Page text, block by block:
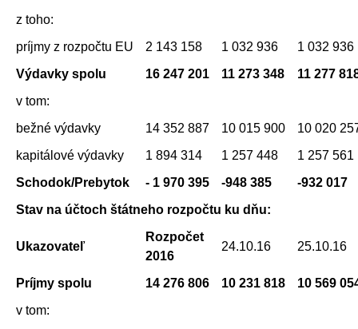
z toho:
príjmy z rozpočtu EU
2 143 158 1 032 936
1 032 936
Výdavky spolu
16 247 201 11 273 348
11 277
v tom:
bežné výdavky
14 352 887 10 015 900
10 020
kapitálové výdavky
1 894 314 1 257 448
1 257 561
Schodok/Prebytok
- 1 970 395 -948 385
-932 017
Stav na účtoch štátneho rozpočtu ku dňu:
Ukazovateľ
Rozpočet
2016
24.10.16 25.10.16
Príjmy spolu 14 276 806 10 231 818
10 569
v tom: